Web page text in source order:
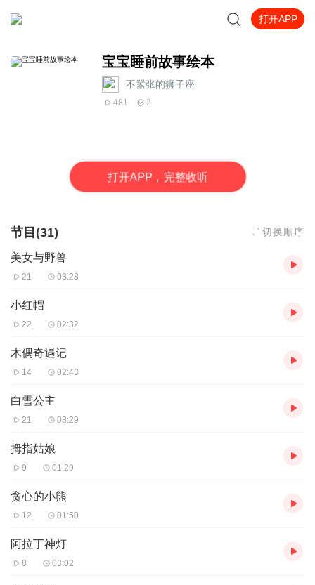
打开APP
宝宝睡前故事绘本
不嚣张的狮子座
481 2
打开APP，完整收听
节目(31) 切换顺序
美女与野兽
21 03:28
小红帽
22 02:32
木偶奇遇记
14 02:43
白雪公主
21 03:29
拇指姑娘
9 01:29
贪心的小熊
12 01:50
阿拉丁神灯
8 03:02